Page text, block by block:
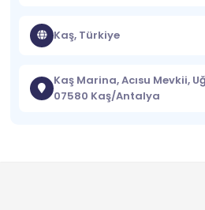
Kaş, Türkiye
Kaş Marina, Acısu Mevkii,
07580 Kaş/Antalya